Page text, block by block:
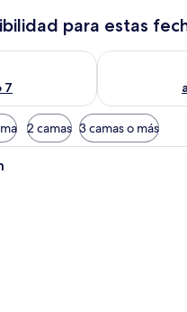
para estas
7
para hoy ago 6 - ago 7
Consulta la
2 camas 3 camas o más
Ropa de cama de alta